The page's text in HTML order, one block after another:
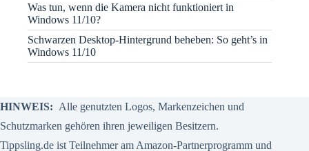
Was tun, wenn die Kamera nicht funktioniert in
Windows 11/10?
Schwarzen Desktop-Hintergrund beheben: So geht’s in
Windows 11/10
HINWEIS: Alle genutzten Logos, Markenzeichen und
Schutzmarken gehören ihren jeweiligen Besitzern.
Tippsling.de ist Teilnehmer am Amazon-Partnerprogramm und